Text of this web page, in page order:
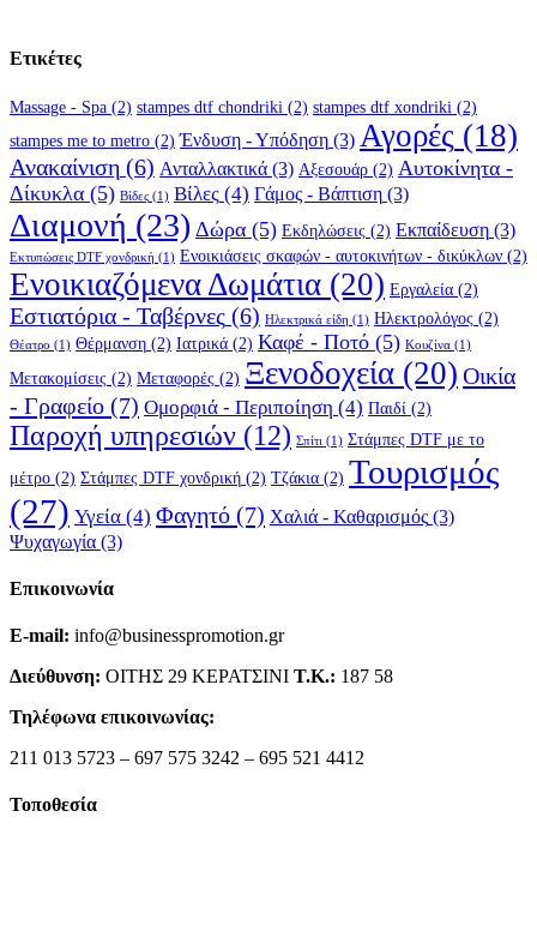
Ετικέτες
Massage - Spa (2) stampes dtf chondriki (2) stampes dtf xondriki (2)
stampes me to metro (2) Ένδυση - Υπόδηση (3) Αγορές (18)
Ανακαίνιση (6) Ανταλλακτικά (3) Αξεσουάρ (2) Αυτοκίνητα -
Δίκυκλα (5) Βίδες (1) Βίλες (4) Γάμος - Βάπτιση (3)
Διαμονή (23) Δώρα (5) Εκδηλώσεις (2) Εκπαίδευση (3)
Εκτυπώσεις DTF χονδρική (1) Ενοικιάσεις σκαφών - αυτοκινήτων - δικύκλων (2)
Ενοικιαζόμενα Δωμάτια (20) Εργαλεία (2)
Εστιατόρια - Ταβέρνες (6) Ηλεκτρικά είδη (1) Ηλεκτρολόγος (2)
Θέατρο (1) Θέρμανση (2) Ιατρικά (2) Καφέ - Ποτό (5) Κουζίνα (1)
Μετακομίσεις (2) Μεταφορές (2) Ξενοδοχεία (20) Οικία
- Γραφείο (7) Ομορφιά - Περιποίηση (4) Παιδί (2)
Παροχή υπηρεσιών (12) Σπίτι (1) Στάμπες DTF με το
μέτρο (2) Στάμπες DTF χονδρική (2) Τζάκια (2) Τουρισμός
(27) Υγεία (4) Φαγητό (7) Χαλιά - Καθαρισμός (3)
Ψυχαγωγία (3)
Επικοινωνία
E-mail: info@businesspromotion.gr
Διεύθυνση: ΟΙΤΗΣ 29 ΚΕΡΑΤΣΙΝΙ Τ.Κ.: 187 58
Τηλέφωνα επικοινωνίας:
211 013 5723 – 697 575 3242 – 695 521 4412
Τοποθεσία